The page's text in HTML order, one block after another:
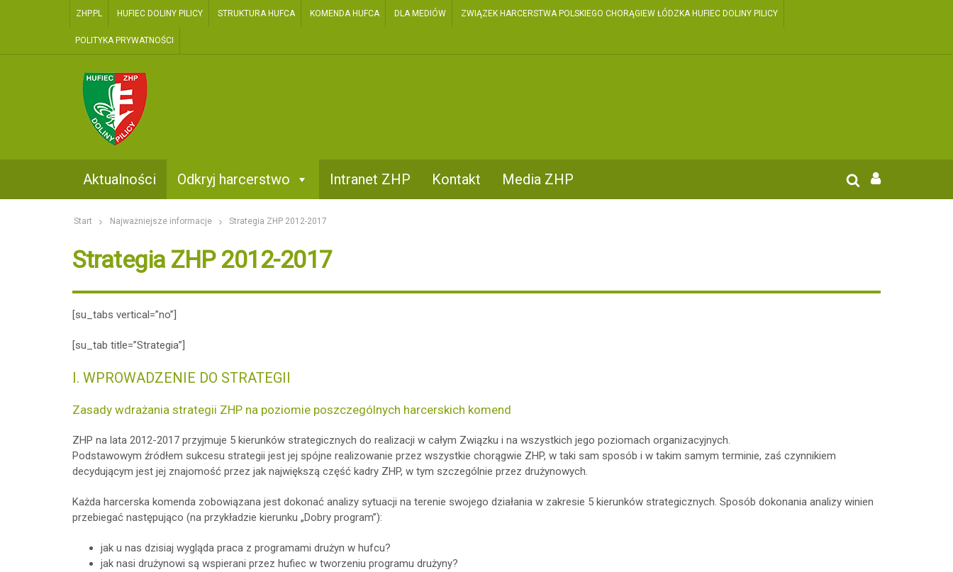
ZHP.PL HUFIEC DOLINY PILICY STRUKTURA HUFCA KOMENDA HUFCA DLA MEDIÓW ZWIĄZEK HARCERSTWA POLSKIEGO CHORĄGIEW ŁÓDZKA HUFIEC DOLINY PILICY
POLITYKA PRYWATNOŚCI
Aktualności Odkryj harcerstwo Intranet ZHP Kontakt Media ZHP
Start Najważniejsze informacje Strategia ZHP 2012-2017
Strategia ZHP 2012-2017
[su_tabs vertical=”no”]
[su_tab title=”Strategia”]
I. WPROWADZENIE DO STRATEGII
Zasady wdrażania strategii ZHP na poziomie poszczególnych harcerskich komend
ZHP na lata 2012-2017 przyjmuje 5 kierunków strategicznych do realizacji w całym Związku i na wszystkich jego poziomach organizacyjnych.
Podstawowym źródłem sukcesu strategii jest jej spójne realizowanie przez wszystkie chorągwie ZHP, w taki sam sposób i w takim samym terminie, zaś czynnikiem
decydującym jest jej znajomość przez jak największą część kadry ZHP, w tym szczególnie przez drużynowych.
Każda harcerska komenda zobowiązana jest dokonać analizy sytuacji na terenie swojego działania w zakresie 5 kierunków strategicznych. Sposób dokonania analizy winien
przebiegać następująco (na przykładzie kierunku „Dobry program”):
jak u nas dzisiaj wygląda praca z programami drużyn w hufcu?
jak nasi drużynowi są wspierani przez hufiec w tworzeniu programu drużyny?